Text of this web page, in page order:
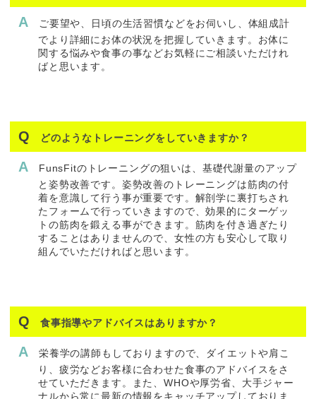
ご要望や、日頃の生活習慣などをお伺いし、体組成計
でより詳細にお体の状況を把握していきます。お体に
関する悩みや食事の事などお気軽にご相談いただけれ
ばと思います。
どのようなトレーニングをしていきますか？
FunsFitのトレーニングの狙いは、基礎代謝量のアップ
と姿勢改善です。姿勢改善のトレーニングは筋肉の付
着を意識して行う事が重要です。解剖学に裏打ちされ
たフォームで行っていきますので、効果的にターゲッ
トの筋肉を鍛える事ができます。筋肉を付き過ぎたり
することはありませんので、女性の方も安心して取り
組んでいただければと思います。
食事指導やアドバイスはありますか？
栄養学の講師もしておりますので、ダイエットや肩こ
り、疲労などお客様に合わせた食事のアドバイスをさ
せていただきます。また、WHOや厚労省、大手ジャー
ナルから常に最新の情報をキャッチアップしておりま